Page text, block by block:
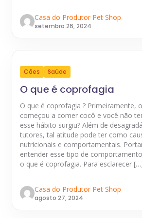
Casa do Produtor Pet Shop
setembro 26, 2024
Cães Saúde
O que é coprofagia
O que é coprofagia ? Primeiramente,
começou a comer cocô e você não
esse hábito surgiu? Além de
tutores, tal atitude pode ter como
nutricionais e comportamentais.
entender esse tipo de
o que é coprofagia. Para esclarecer
Casa do Produtor Pet Shop
agosto 27, 2024